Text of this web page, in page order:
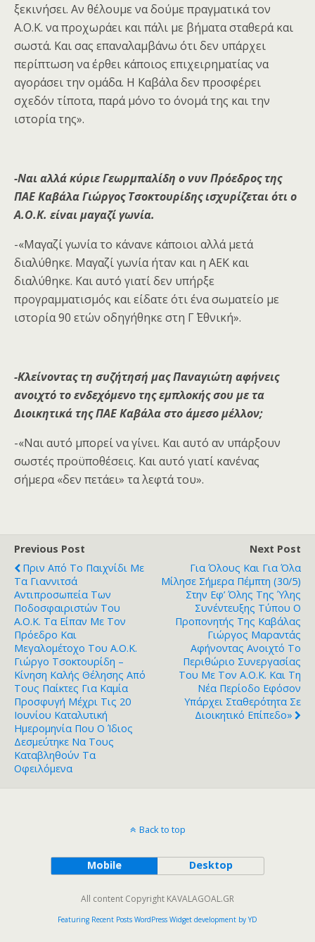
ξεκινήσει. Αν θέλουμε να δούμε πραγματικά τον
Α.Ο.Κ. να προχωράει και πάλι με βήματα σταθερά και
σωστά. Και σας επαναλαμβάνω ότι δεν υπάρχει
περίπτωση να έρθει κάποιος επιχειρηματίας να
αγοράσει την ομάδα. Η Καβάλα δεν προσφέρει
σχεδόν τίποτα, παρά μόνο το όνομά της και την
ιστορία της».
-Ναι αλλά κύριε Γεωρμπαλίδη ο νυν Πρόεδρος της
ΠΑΕ Καβάλα Γιώργος Τσοκτουρίδης ισχυρίζεται ότι ο
Α.Ο.Κ. είναι μαγαζί γωνία.
-«Μαγαζί γωνία το κάνανε κάποιοι αλλά μετά
διαλύθηκε. Μαγαζί γωνία ήταν και η ΑΕΚ και
διαλύθηκε. Και αυτό γιατί δεν υπήρξε
προγραμματισμός και είδατε ότι ένα σωματείο με
ιστορία 90 ετών οδηγήθηκε στη Γ΄ Εθνική».
-Κλείνοντας τη συζήτησή μας Παναγιώτη αφήνεις
ανοιχτό το ενδεχόμενο της εμπλοκής σου με τα
Διοικητικά της ΠΑΕ Καβάλα στο άμεσο μέλλον;
-«Ναι αυτό μπορεί να γίνει. Και αυτό αν υπάρξουν
σωστές προϋποθέσεις. Και αυτό γιατί κανένας
σήμερα «δεν πετάει» τα λεφτά του».
Previous Post
Πριν Από Το Παιχνίδι Με
Τα Γιαννιτσά
Αντιπροσωπεία Των
Ποδοσφαιριστών Του
Α.Ο.Κ. Τα Είπαν Με Τον
Πρόεδρο Και
Μεγαλομέτοχο Του Α.Ο.Κ.
Γιώργο Τσοκτουρίδη –
Κίνηση Καλής Θέλησης Από
Τους Παίκτες Για Καμία
Προσφυγή Μέχρι Τις 20
Ιουνίου Καταλυτική
Ημερομηνία Που Ο Ίδιος
Δεσμεύτηκε Να Τους
Καταβληθούν Τα
Οφειλόμενα
Next Post
Για Όλους Και Για Όλα
Μίλησε Σήμερα Πέμπτη (30/5)
Στην Εφ’ Όλης Της Ύλης
Συνέντευξης Τύπου Ο
Προπονητής Της Καβάλας
Γιώργος Μαραντάς
Αφήνοντας Ανοιχτό Το
Περιθώριο Συνεργασίας
Του Με Τον Α.Ο.Κ. Και Τη
Νέα Περίοδο Εφόσον
Υπάρχει Σταθερότητα Σε
Διοικητικό Επίπεδο»
Back to top
Mobile Desktop
All content Copyright KAVALAGOAL.GR
Featuring Recent Posts WordPress Widget development by YD